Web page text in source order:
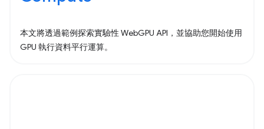
本文將透過範例探索實驗性 WebGPU API，並協助您開始使用
GPU 執行資料平行運算。